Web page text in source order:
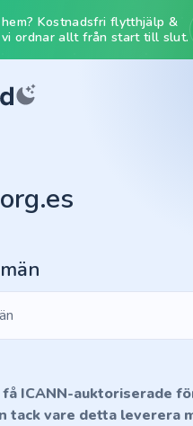
Kostnadsfri flytthjälp &
ordnar allt från start till slut.
ICANN-auktoriserade
tack vare detta leverera